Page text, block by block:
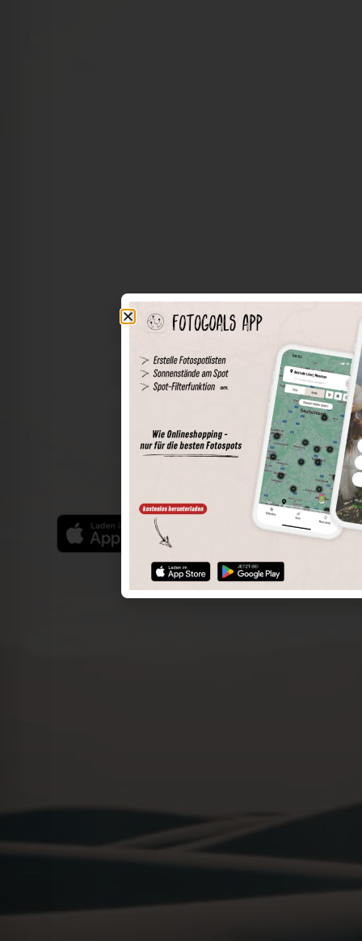
Die Welt der Orte in deiner Tasche
Spots speichern
Sonnenstände am Spot
Spotdetails
Filterfunktion
Finde die besten Fotospots noch einfacher mit unserer
App für iOS und Android und genieße einen größeren